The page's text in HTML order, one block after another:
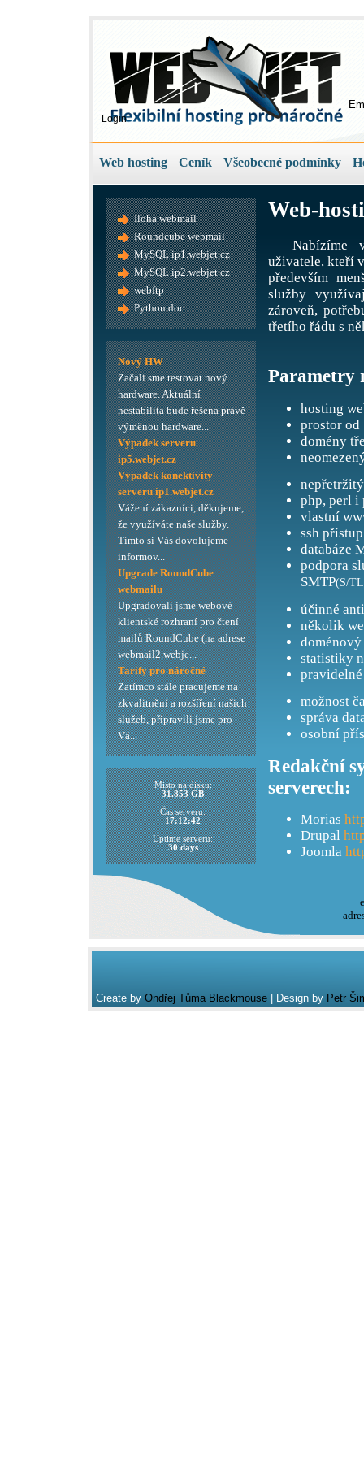
Login
Web hosting Ceník Všeobecné podmínky
Web-
Nabízíme
uživatele, kteří
především
služby
zároveň,
třetího řádu s
Parametry
hosting
prostor od
domény
php, perl i
vlastní
ssh přístup
databáze
podpora
SMTP(S/
účinné
několik
doménový
statistiky
možnost
správa
osobní
Redakční
serverech:
Morias
Drupal
Joomla
Iloha webmail
Roundcube webmail
MySQL ip1.webjet.cz
MySQL ip2.webjet.cz
webftp
Python doc
Nový HW
Začali sme testovat nový
hardware. Aktuální
nestabilita bude řešena právě
výměnou hardware...
Výpadek serveru
ip5.webjet.cz
Výpadek konektivity
serveru ip1.webjet.cz
Vážení zákazníci, děkujeme,
že využíváte naše služby.
Tímto si Vás dovolujeme
informov...
Upgrade RoundCube
webmailu
Upgradovali jsme webové
klientské rozhraní pro čtení
mailů RoundCube (na adrese
webmail2.webje...
Tarify pro náročné
Zatímco stále pracujeme na
zkvalitnění a rozšíření našich
služeb, připravili jsme pro
Vá...
Misto na disku:
31.853 GB
Čas serveru:
17:12:42
Uptime serveru:
30 days
Create by Ondřej Tůma Blackmouse| Design by Petr